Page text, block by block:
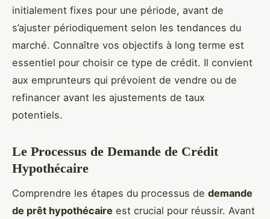
initialement fixes pour une période, avant de
s’ajuster périodiquement selon les tendances du
marché. Connaître vos objectifs à long terme est
essentiel pour choisir ce type de crédit. Il convient
aux emprunteurs qui prévoient de vendre ou de
refinancer avant les ajustements de taux
potentiels.
Le Processus de Demande de Crédit
Hypothécaire
Comprendre les étapes du processus de demande
de prêt hypothécaire est crucial pour réussir. Avant